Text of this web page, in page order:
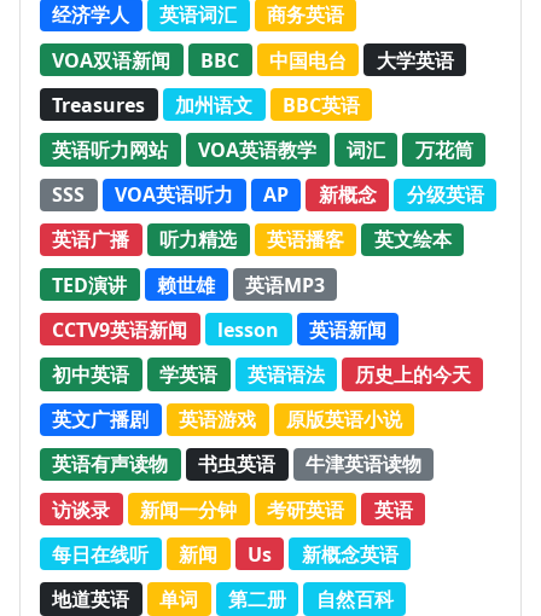
经济学人
英语词汇
商务英语
VOA双语新闻
BBC 中国电台
大学英语
Treasures
加州语文
BBC英语
英语听力网站
VOA英语教学 词汇
万花筒
SSS
VOA英语听力 AP 新概念
分级英语
英语广播
听力精选 英语播客
英文绘本
TED演讲
赖世雄
英语MP3
CCTV9英语新闻
lesson
英语新闻
初中英语
学英语 英语语法
历史上的今天
英文广播剧
英语游戏
原版英语小说
英语有声读物
书虫英语
牛津英语读物
访谈录
新闻一分钟 考研英语
英语
每日在线听
新闻 Us
新概念英语
地道英语
单词 第二册 自然百科